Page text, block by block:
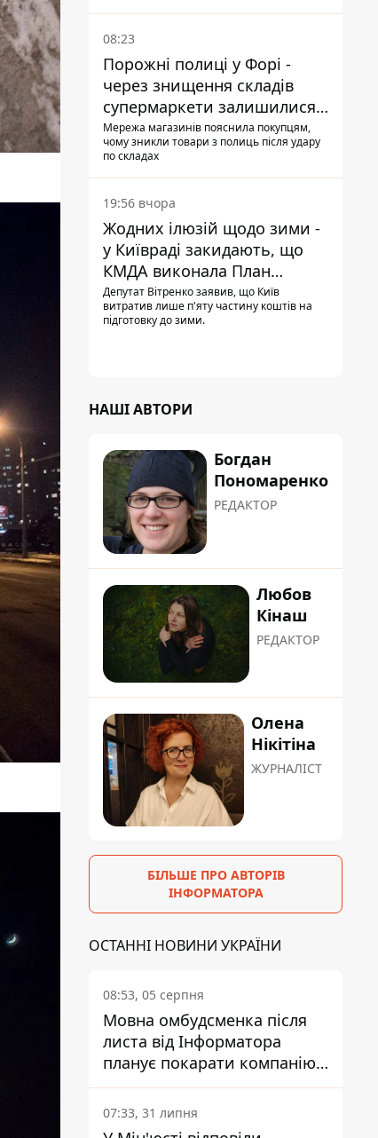
08:23
Порожні полиці у Форі -
через знищення складів
супермаркети залишилися
без асортименту
Мережа магазинів пояснила покупцям,
чому зникли товари з полиць після удару
по складах
19:56 вчора
Жодних ілюзій щодо зими -
у Київраді закидають, що
КМДА виконала План
стійкості на 20%
Депутат Вітренко заявив, що Київ
витратив лише п'яту частину коштів на
підготовку до зими.
НАШІ АВТОРИ
Богдан
Пономаренко
РЕДАКТОР
Любов
Кінаш
РЕДАКТОР
Олена
Нікітіна
ЖУРНАЛІСТ
БІЛЬШЕ ПРО АВТОРІВ
ІНФОРМАТОРА
ОСТАННІ НОВИНИ УКРАЇНИ
08:53, 05 серпня
Мовна омбудсменка після
листа від Інформатора
планує покарати компанію-
підрядника ПриватБанку
07:33, 31 липня